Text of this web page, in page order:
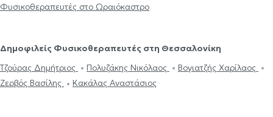
Φυσικοθεραπευτές στο Ωραιόκαστρο
Δημοφιλείς Φυσικοθεραπευτές στη Θεσσαλονίκη
Τζούρας Δημήτριος
Πολυζάκης Νικόλαος
Βογιατζής Χαρίλαος
Ζερβός Βασίλης
Κακάλας Αναστάσιος